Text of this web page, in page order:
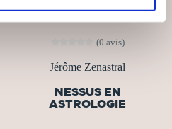
(0 avis)
Jérôme Zenastral
NESSUS EN
ASTROLOGIE